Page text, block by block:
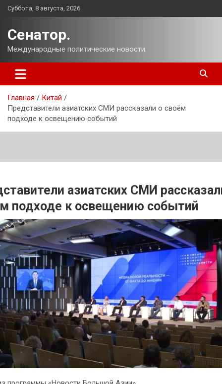
Перейти
Суббота, 8 августа, 2026
Сенатор.
Международные политические новости.
Главная
Китай
Представители азиатских СМИ рассказали о своём
подходе к освещению событий
азиатских СМИ
подходе к освещению событий